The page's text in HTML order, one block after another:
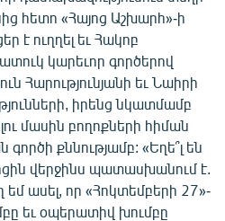
հետո «Հայոց Աշխարհ»-ի
է ուղղել եւ Հակոբ
կարեւոր գործերով
Հարությունյանի եւ Նաիրի
իրենց նկատմամբ
մասին բողոքների հիման
քննությամբ: «Եղե՞լ են
վերջինս պատասխանում է.
ասել, որ «Հոկտեմբերի 27»-
եւ օպերատիվ խումբը